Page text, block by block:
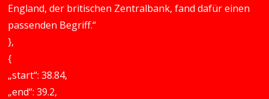
England, der britischen Zentralbank, fand dafür einen
passenden Begriff.“
},
{
„start“: 38.84,
„end“: 39.2,